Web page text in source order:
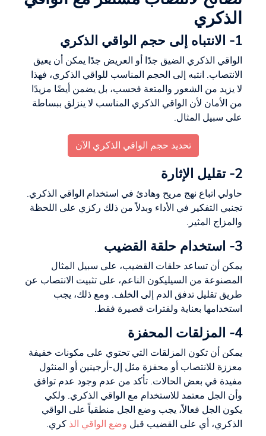
الذكري
1- الانتباه إلى حجم الواقي الذكري
الواقي الذكري الضيق جدًا أو العريض جدًا يمكن أن يعيق
الانتصاب. انتبه إلى الحجم المناسب للواقي الذكري، فهذا
لا يزيد من الشعور والمتعة فحسب، بل يضمن أيضًا مزيدًا
من الأمان لأن الواقي الذكري المناسب لا ينزلق ببساطة
على سبيل المثال.
تحديد حجم الواقي الذكري الآن
2- تقليل الإثارة
حاولي اتباع نهج مريح وهادئ في استخدام الواقي الذكري.
تجنبي التفكير في الأداء وبدلاً من ذلك ركزي على اللحظة
والمزاج المثير.
3- استخدام حلقة القضيب
يمكن أن تساعد حلقات القضيب، على سبيل المثال
المصنوعة من السيليكون الناعم، على تثبيت الانتصاب عن
طريق تقليل تدفق الدم إلى الخلف. ومع ذلك، يجب
استخدامها بعناية ولفترات قصيرة فقط.
4- المزلقات المحفزة
يمكن أن تكون المزلقات التي تحتوي على مكونات خفيفة
معززة للانتصاب أو محفزة مثل إل-أرجينين أو المنثول
مفيدة في بعض الحالات. تأكد من عدم وجود عدم توافق
وأن الجل معتمد للاستخدام مع الواقي الذكري. ولكي
يكون الجل فعالاً، يجب وضع الجل منطقياً على الواقي
الذكري، أي على القضيب قبل وضع الواقي الذ كري.